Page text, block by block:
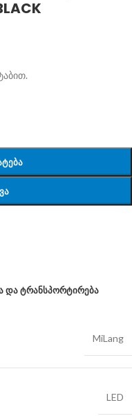
ᲓᲐ ᲢᲠᲐᲜᲡᲞᲝᲠᲢᲘᲠᲔᲑᲐ
MiLang
LED